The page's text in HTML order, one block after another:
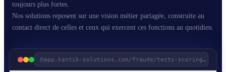
toujours plus fortes.
Nos solutions reposent sur une vision métier partagée, construite au
contact direct de celles et ceux qui exercent ces fonctions au quotidien.
app.kantik-solutions.com/fraude/tests-scoring/dashboard